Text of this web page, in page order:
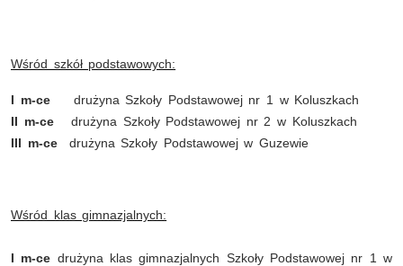
Wśród szkół podstawowych:
I m-ce
drużyna Szkoły Podstawowej nr 1 w Koluszkach
II m-ce
drużyna Szkoły Podstawowej nr 2 w Koluszkach
III m-ce
drużyna Szkoły Podstawowej w Guzewie
Wśród klas gimnazjalnych:
I m-ce drużyna klas gimnazjalnych Szkoły Podstawowej nr 1 w